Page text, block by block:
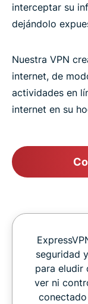
interceptar su
dejándolo
Nuestra VPN
internet, de
actividades en
internet en su
seguridad
para eludir
ver ni